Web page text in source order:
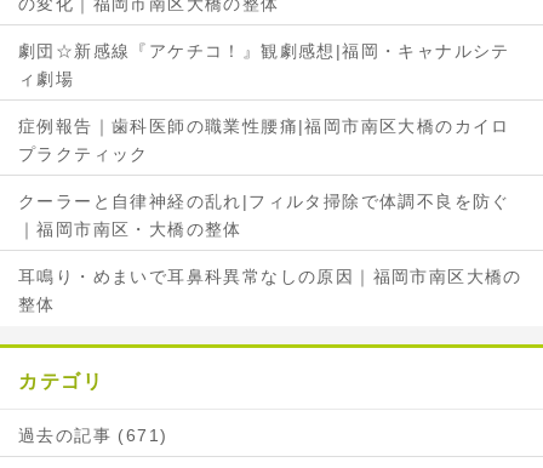
ェ
ア
劇団☆新感線『アケチコ！』観劇感想|福岡・キャナルシテ
ィ劇場
症例報告｜歯科医師の職業性腰痛|福岡市南区大橋のカイロ
プラクティック
クーラーと自律神経の乱れ|フィルタ掃除で体調不良を防ぐ
｜福岡市南区・大橋の整体
耳鳴り・めまいで耳鼻科異常なしの原因｜福岡市南区大橋の
整体
カテゴリ
過去の記事 (671)